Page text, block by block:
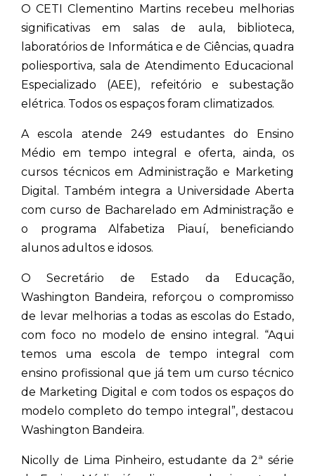
O CETI Clementino Martins recebeu melhorias
significativas em salas de aula, biblioteca,
laboratórios de Informática e de Ciências, quadra
poliesportiva, sala de Atendimento Educacional
Especializado (AEE), refeitório e subestação
elétrica. Todos os espaços foram climatizados.
A escola atende 249 estudantes do Ensino
Médio em tempo integral e oferta, ainda, os
cursos técnicos em Administração e Marketing
Digital. Também integra a Universidade Aberta
com curso de Bacharelado em Administração e
o programa Alfabetiza Piauí, beneficiando
alunos adultos e idosos.
O Secretário de Estado da Educação,
Washington Bandeira, reforçou o compromisso
de levar melhorias a todas as escolas do Estado,
com foco no modelo de ensino integral. “Aqui
temos uma escola de tempo integral com
ensino profissional que já tem um curso técnico
de Marketing Digital e com todos os espaços do
modelo completo do tempo integral”, destacou
Washington Bandeira.
Nicolly de Lima Pinheiro, estudante da 2ª série